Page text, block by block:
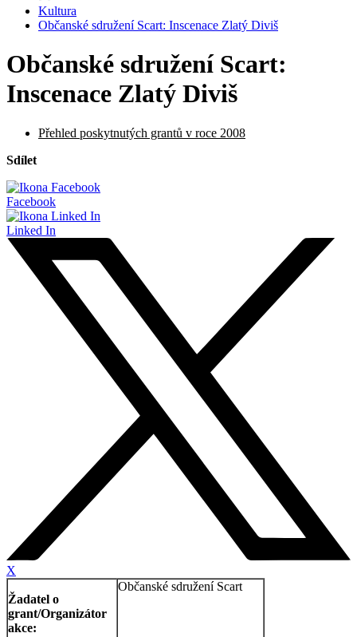
Kultura
Občanské sdružení Scart: Inscenace Zlatý Diviš
Občanské sdružení Scart:
Inscenace Zlatý Diviš
Přehled poskytnutých grantů v roce 2008
Sdílet
Facebook
Linked In
X
Žadatel o
grant/Organizátor
akce:
Občanské sdružení Scart